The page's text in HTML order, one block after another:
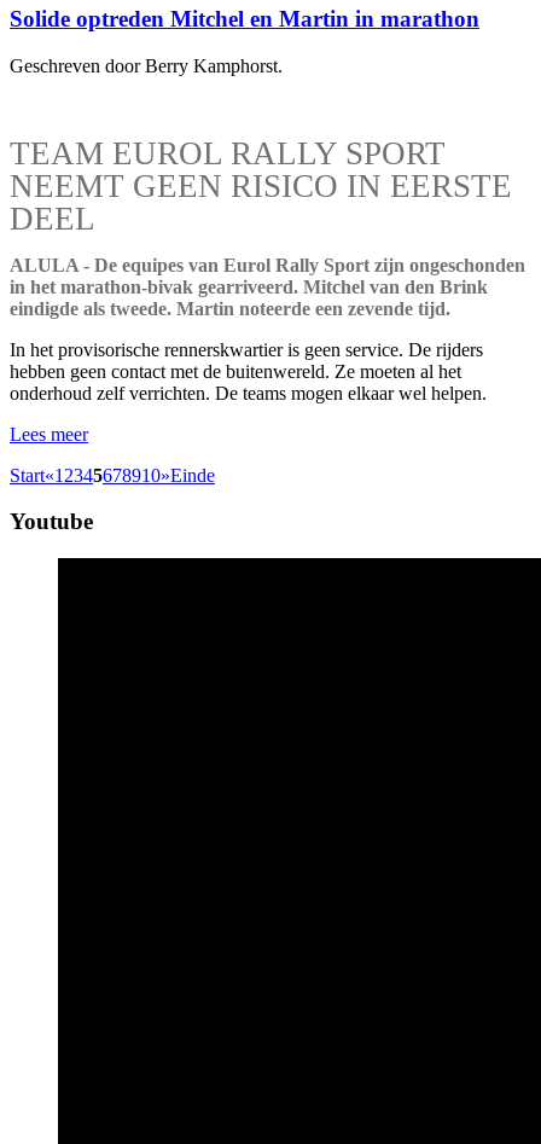
Solide optreden Mitchel en Martin in marathon
Geschreven door Berry Kamphorst.
TEAM EUROL RALLY SPORT
NEEMT GEEN RISICO IN EERSTE
DEEL
ALULA - De equipes van Eurol Rally Sport zijn ongeschonden
in het marathon-bivak gearriveerd. Mitchel van den Brink
eindigde als tweede. Martin noteerde een zevende tijd.
In het provisorische rennerskwartier is geen service. De rijders
hebben geen contact met de buitenwereld. Ze moeten al het
onderhoud zelf verrichten. De teams mogen elkaar wel helpen.
Lees meer
Start«1 2345678910»Einde
Youtube